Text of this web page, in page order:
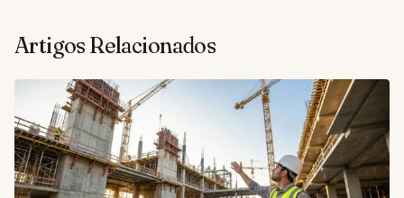
Artigos Relacionados